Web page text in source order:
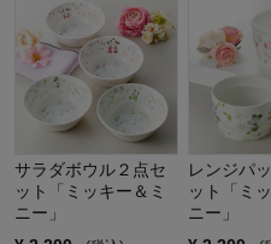
サラダボウル２点セ
ット「ミッキー＆ミ
ニー」
レンジパ
ット「ミ
ニー」